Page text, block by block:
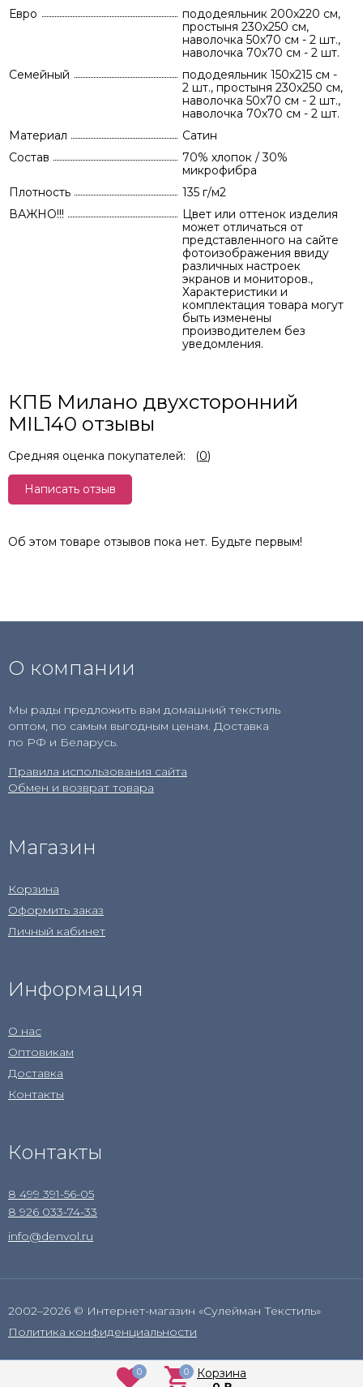
Евро
пододеяльник 200х220 см,
простыня 230х250 см,
наволочка 50х70 см - 2 шт.,
наволочка 70х70 см - 2 шт.
Семейный
пододеяльник 150х215 см -
2 шт., простыня 230х250 см,
наволочка 50х70 см - 2 шт.,
наволочка 70х70 см - 2 шт.
Материал
Сатин
Состав
70% хлопок / 30%
микрофибра
Плотность
135 г/м2
ВАЖНО!!!
Цвет или оттенок изделия
может отличаться от
представленного на сайте
фотоизображения ввиду
различных настроек
экранов и мониторов.,
Характеристики и
комплектация товара могут
быть изменены
производителем без
уведомления.
КПБ Милано двухсторонний
MIL140 отзывы
Средняя оценка покупателей: (0)
Написать отзыв
Об этом товаре отзывов пока нет. Будьте первым!
О компании
Мы рады предложить вам домашний текстиль
оптом, по самым выгодным ценам. Доставка
по РФ и Беларусь.
Правила использования сайта
Обмен и возврат товара
Магазин
Корзина
Оформить заказ
Личный кабинет
Информация
О нас
Оптовикам
Доставка
Контакты
Контакты
8 499 391-56-05
8 926 033-74-33
info@denvol.ru
2002–2026 © Интернет-магазин «Сулейман Текстиль»
Политика конфиденциальности
0 0 Корзина